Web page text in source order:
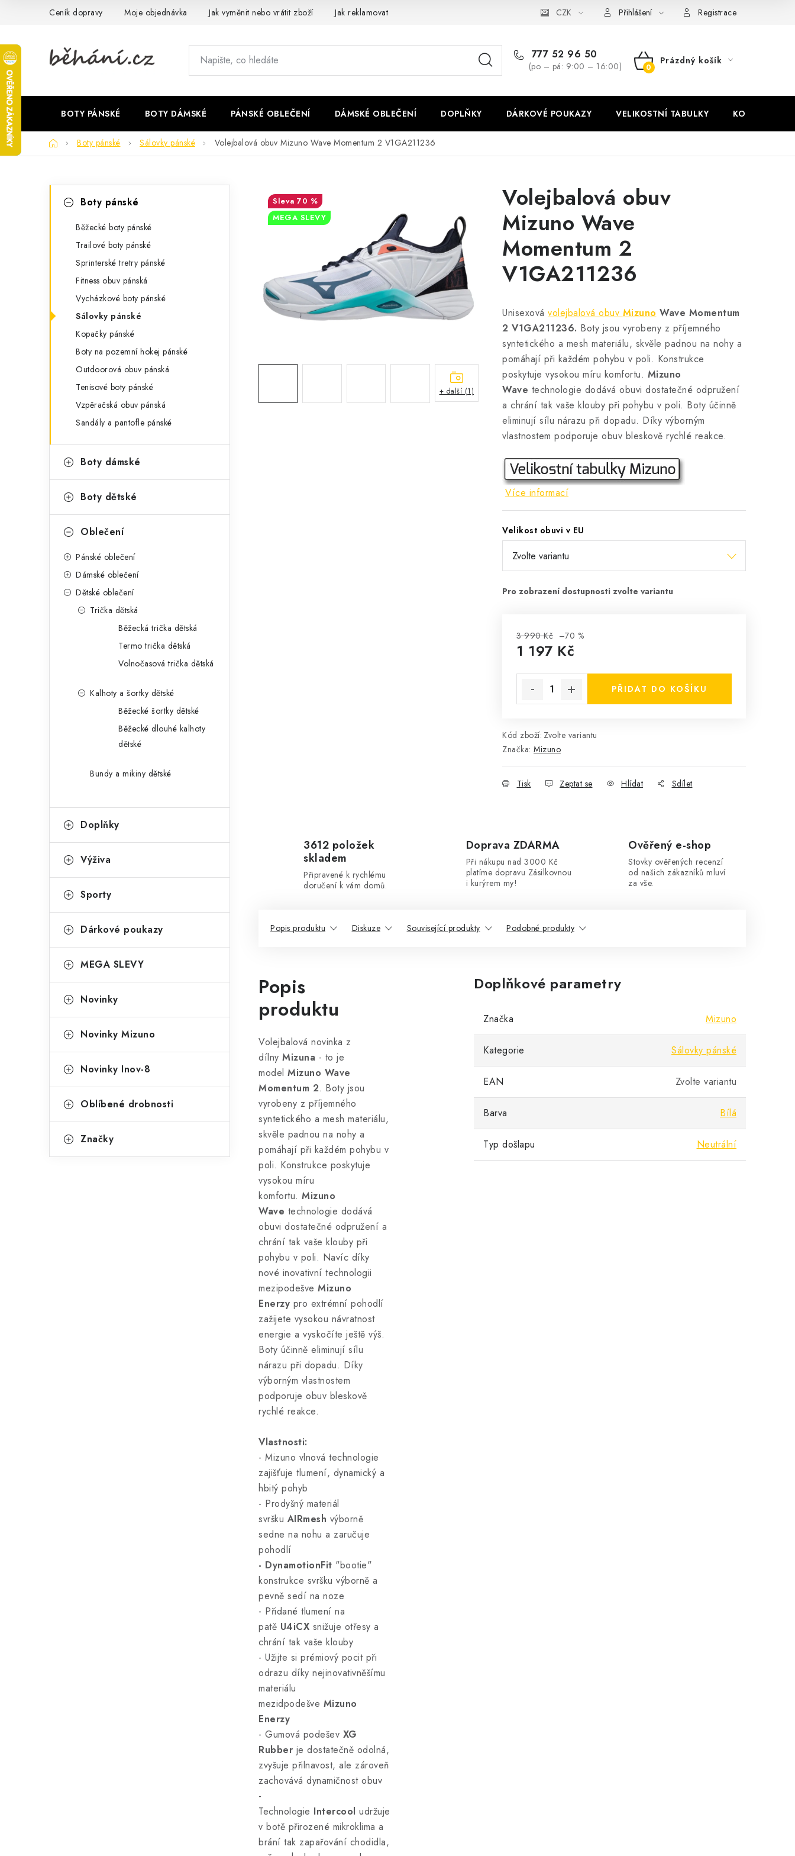
Ceník dopravy Moje objednávka Jak vyměnit nebo vrátit zboží Jak reklamovat Velikostní tabulky Ochrana osobních údajů Zásady používání
CZK Přihlášení Registrace
777 52 96 50
(po – pá: 9:00 – 16:00)
NÁKUPNÍ
Prázdný košík
BOTY PÁNSKÉ BOTY DÁMSKÉ PÁNSKÉ OBLEČENÍ DÁMSKÉ OBLEČENÍ DOPLŇKY DÁRKOVÉ POUKAZY VELIKOSTNÍ TABULKY KONTAKT
DomůBoty pánské Sálovky pánské Volejbalová obuv Mizuno Wave Momentum 2 V1GA211236
a
n
n
l
kategorie
r
Boty pánské
Běžecké boty pánské
Trailové boty pánské
Sprinterské tretry pánské
Fitness obuv pánská
Vycházkové boty pánské
Sálovky pánské
Kopačky pánské
Boty na pozemní hokej pánské
Outdoorová obuv pánská
Tenisové boty pánské
Vzpěračská obuv pánská
Sandály a pantofle pánské
Boty dámské
Boty dětské
Oblečení
Pánské oblečení
Dámské oblečení
Dětské oblečení
Trička dětská
Běžecká trička dětská
Termo trička dětská
Volnočasová trička dětská
Kalhoty a šortky dětské
Běžecké šortky dětské
Běžecké dlouhé kalhoty
dětské
Bundy a mikiny dětské
Doplňky
Výživa
Sporty
Dárkové poukazy
MEGA SLEVY
Novinky
Novinky Mizuno
Novinky Inov-8
Oblíbené drobnosti
Značky
Volejbalová obuv
Mizuno Wave
Momentum 2
V1GA211236
Unisexová volejbalová obuv Mizuno Wave Momentum
2 V1GA211236. Boty jsou vyrobeny z příjemného
syntetického a mesh materiálu, skvěle padnou na nohy a
pomáhají při každém pohybu v poli. Konstrukce
poskytuje vysokou míru komfortu. Mizuno
Wave technologie dodává obuvi dostatečné odpružení
a chrání tak vaše klouby při pohybu v poli. Boty účinně
eliminují sílu nárazu při dopadu. Díky výborným
vlastnostem podporuje obuv bleskově rychlé reakce.
Více informací
Velikost obuvi v EU
3 990 Kč –70 %
1 197 Kč
PŘIDAT DO KOŠÍKU
Kód zboží: Zvolte variantu
Značka: Mizuno
Tisk Zeptat se Hlídat Sdílet
70 %
MEGA SLEVY
+ další (1)
3612 položek
skladem
Připravené k rychlému
doručení k vám domů.
Doprava ZDARMA
Při nákupu nad 3000 Kč
platíme dopravu Zásilkovnou
i kurýrem my!
Ověřený e-shop
Stovky ověřených recenzí
od našich zákazníků mluví
za vše.
Popis produktu Diskuze Související produkty Podobné produkty
Popis
produktu
Volejbalová novinka z
dílny Mizuna - to je
model Mizuno Wave
Momentum 2. Boty jsou
vyrobeny z příjemného
syntetického a mesh materiálu,
skvěle padnou na nohy a
pomáhají při každém pohybu v
poli. Konstrukce poskytuje
vysokou míru
komfortu. Mizuno
Wave technologie dodává
obuvi dostatečné odpružení a
chrání tak vaše klouby při
pohybu v poli. Navíc díky
nové inovativní technologii
mezipodešve Mizuno
Enerzy pro extrémní pohodlí
zažijete vysokou návratnost
energie a vyskočíte ještě výš.
Boty účinně eliminují sílu
nárazu při dopadu. Díky
výborným vlastnostem
podporuje obuv bleskově
rychlé reakce.
Vlastnosti:
- Mizuno vlnová technologie
zajišťuje tlumení, dynamický a
hbitý pohyb
- Prodyšný materiál
svršku AIRmesh výborně
sedne na nohu a zaručuje
pohodlí
- DynamotionFit "bootie"
konstrukce svršku výborně a
pevně sedí na noze
- Přidané tlumení na
patě U4iCX snižuje otřesy a
chrání tak vaše klouby
- Užijte si prémiový pocit při
odrazu díky nejinovativněšímu
materiálu
mezidpodešve Mizuno
Enerzy
- Gumová podešev XG
Rubber je dostatečně odolná,
zvyšuje přilnavost, ale zároveň
zachovává dynamičnost obuv
-
Technologie Intercool udržuje
v botě přirozené mikroklima a
brání tak zapařování chodidla,
Doplňkové parametry
Značka Mizuno
Kategorie Sálovky pánské
EAN Zvolte variantu
Barva Bílá
Typ došlapu Neutrální